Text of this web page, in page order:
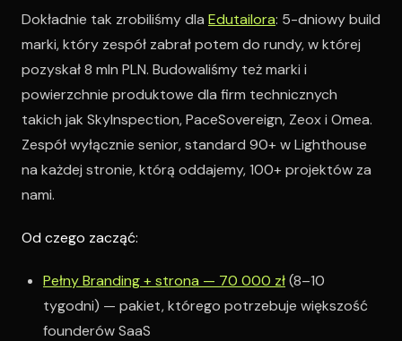
Dokładnie tak zrobiliśmy dla Edutailora: 5-dniowy build
marki, który zespół zabrał potem do rundy, w której
pozyskał 8 mln PLN. Budowaliśmy też marki i
powierzchnie produktowe dla firm technicznych
takich jak SkyInspection, PaceSovereign, Zeox i Omea.
Zespół wyłącznie senior, standard 90+ w Lighthouse
na każdej stronie, którą oddajemy, 100+ projektów za
nami.
Od czego zacząć:
Pełny Branding + strona — 70 000 zł(8–10
tygodni) — pakiet, którego potrzebuje większość
founderów SaaS